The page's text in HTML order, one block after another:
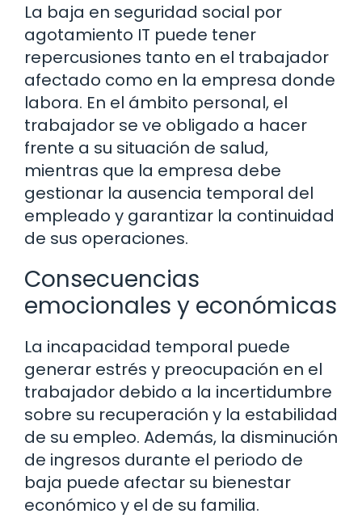
La baja en seguridad social por
agotamiento IT puede tener
repercusiones tanto en el trabajador
afectado como en la empresa donde
labora. En el ámbito personal, el
trabajador se ve obligado a hacer
frente a su situación de salud,
mientras que la empresa debe
gestionar la ausencia temporal del
empleado y garantizar la continuidad
de sus operaciones.
Consecuencias
emocionales y económicas
La incapacidad temporal puede
generar estrés y preocupación en el
trabajador debido a la incertidumbre
sobre su recuperación y la estabilidad
de su empleo. Además, la disminución
de ingresos durante el periodo de
baja puede afectar su bienestar
económico y el de su familia.